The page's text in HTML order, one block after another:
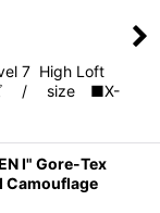
7 High Loft
ズ / size ■X-
I" Gore-Tex
Camouflage